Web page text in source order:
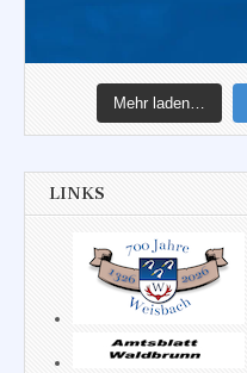
Mehr laden…
LINKS